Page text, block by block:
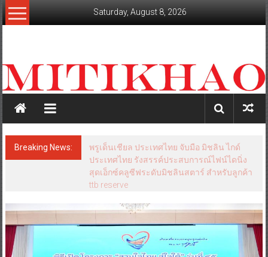
Skip
to
Saturday, August 8, 2026
สะท้อน
ลึก
เหลี่ยม
มุม
เศรษฐกิจ-
การเมือง-
Breaking News:
พรูเด็นเชียล ประเทศไทย จับมือ มิชลิน ไกด์
ประเทศไทย รังสรรค์ประสบการณ์ไฟน์ไดนิ่ง
สุดเอ็กซ์คลูซีฟระดับมิชลินสตาร์ สำหรับลูกค้า
ttb reserve